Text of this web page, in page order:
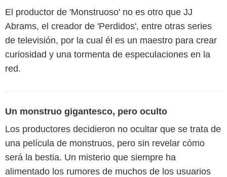
El productor de 'Monstruoso' no es otro que JJ
Abrams, el creador de 'Perdidos', entre otras series
de televisión, por la cual él es un maestro para crear
curiosidad y una tormenta de especulaciones en la
red.
Un monstruo gigantesco, pero oculto
Los productores decidieron no ocultar que se trata de
una película de monstruos, pero sin revelar cómo
será la bestia. Un misterio que siempre ha
alimentado los rumores de muchos de los usuarios